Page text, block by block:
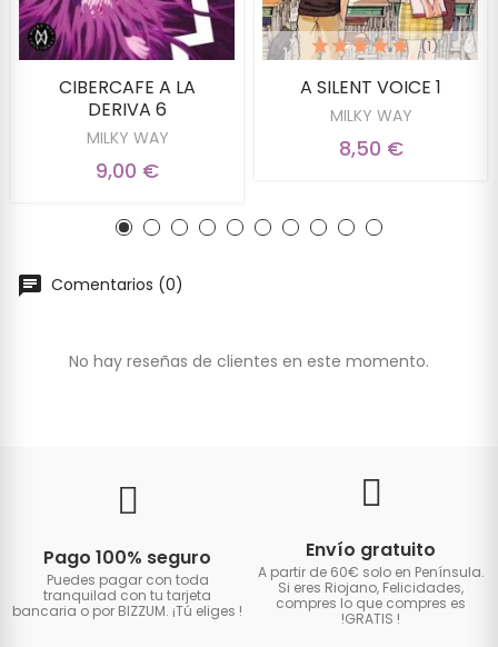
CIBERCAFE A LA
DERIVA 6
MILKY WAY
9,00 €
A SILENT VOICE 1
MILKY WAY
(1)
8,50 €
Comentarios (0)
No hay reseñas de clientes en este momento.
Pago 100% seguro
Puedes pagar con toda
tranquilad con tu tarjeta
bancaria o por BIZZUM. ¡Tú eliges !
Envío gratuito
A partir de 60€ solo en Península.
Si eres Riojano, Felicidades,
compres lo que compres es
!GRATIS !